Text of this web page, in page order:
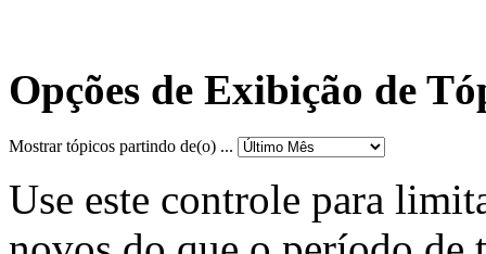
Opções de Exibição de
Mostrar tópicos partindo de(o) ...
Use este controle para